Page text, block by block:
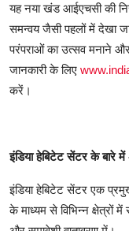
यह नया खंड आईएचसी की
समन्वय जैसी पहलों में देखा
परंपराओं का उत्सव मनाने
जानकारी के लिए
करें।
इंडिया हेबिटेट सेंटर के बारे में
इंडिया हेबिटेट सेंटर एक
के माध्यम से विभिन्न क्षेत्रों में